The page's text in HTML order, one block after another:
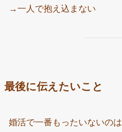
→一人で抱え込まない
最後に伝えたいこと
婚活で一番もったいないのは